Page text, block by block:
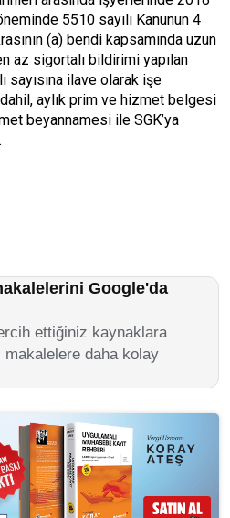
5510 sayılı Kanunun 4
(a) bendi kapsamında uzun
az sigortalı bildirimi yapılan
ilave olarak işe
dahil, aylık prim ve hizmet belgesi
beyannamesi ile SGK’ya
Google'da
ettiğiniz kaynaklara
daha kolay